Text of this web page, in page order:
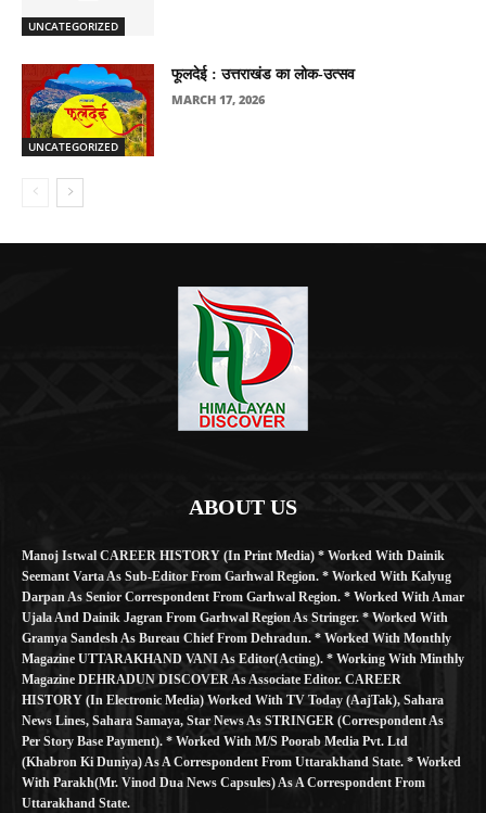
UNCATEGORIZED
UNCATEGORIZED
फूलदेई : उत्तराखंड का लोक-उत्सव
MARCH 17, 2026
ABOUT US
Manoj Istwal CAREER HISTORY (in Print Media) * Worked With Dainik
Seemant Varta As Sub-Editor From Garhwal Region. * Worked With Kalyug
Darpan As Senior Correspondent From Garhwal Region. * Worked With Amar
Ujala And Dainik Jagran From Garhwal Region As Stringer. * Worked With
Gramya Sandesh As Bureau Chief From Dehradun. * Worked With Monthly
Magazine UTTARAKHAND VANI As Editor(Acting). * Working With Minthly
Magazine DEHRADUN DISCOVER As Associate Editor. CAREER
HISTORY (in Electronic Media) Worked With TV Today (AajTak), Sahara
News Lines, Sahara Samaya, Star News As STRINGER (Correspondent As
Per Story Base Payment). * Worked With M/S Poorab Media Pvt. Ltd
(Khabron Ki Duniya) As A Correspondent From Uttarakhand State. * Worked
With Parakh(Mr. Vinod Dua News Capsules) As A Correspondent From
Uttarakhand State.